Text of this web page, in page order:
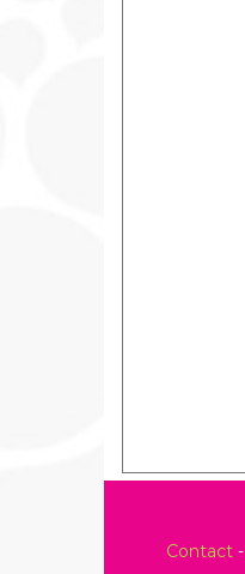
Contact-